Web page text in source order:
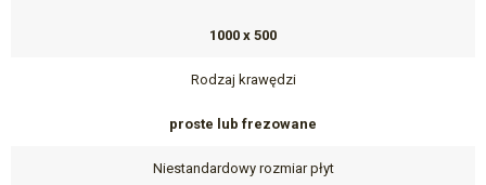
1000 x 500
Rodzaj krawędzi
proste lub frezowane
Niestandardowy rozmiar płyt